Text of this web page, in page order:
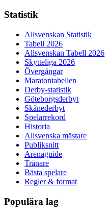
Statistik
Allsvenskan Statistik
Tabell 2026
Allsvenskan Tabell 2026
Skytteliga 2026
Övergångar
Maratontabellen
Derby-statistik
Göteborgsderbyt
Skånederbyt
Spelarrekord
Historia
Allsvenska mästare
Publiksnitt
Arenaguide
Tränare
Bästa spelare
Regler & format
Populära lag